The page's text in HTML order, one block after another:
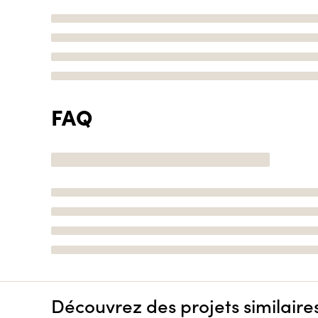
FAQ
Découvrez des projets